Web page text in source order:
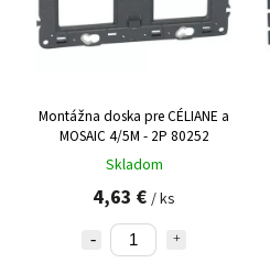
Montážna doska pre CÉLIANE a
MOSAIC 4/5M - 2P 80252
Skladom
4,63 € / ks